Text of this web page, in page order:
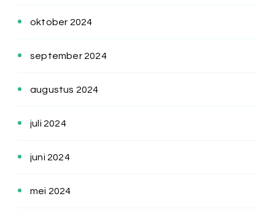
oktober 2024
september 2024
augustus 2024
juli 2024
juni 2024
mei 2024